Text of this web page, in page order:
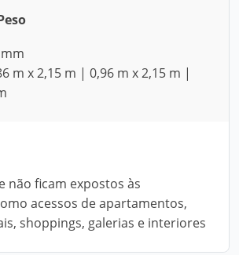
m x 2,15 m | 0,96 m x 2,15 m |
não ficam expostos às
acessos de apartamentos,
shoppings, galerias e interiores